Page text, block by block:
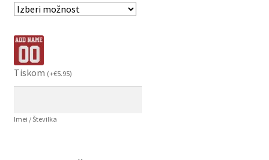
Tiskom (+€5.95)
Imei / Številka